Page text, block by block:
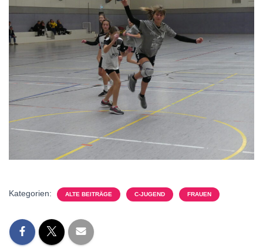
Kategorien: ALTE BEITRÄGE C-JUGEND FRAUEN